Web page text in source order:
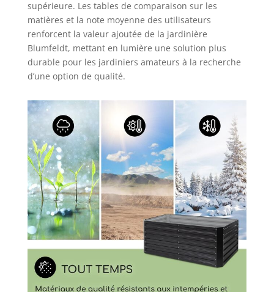
supérieure. Les tables de comparaison sur les
matières et la note moyenne des utilisateurs
renforcent la valeur ajoutée de la jardinière
Blumfeldt, mettant en lumière une solution plus
durable pour les jardiniers amateurs à la recherche
d’une option de qualité.